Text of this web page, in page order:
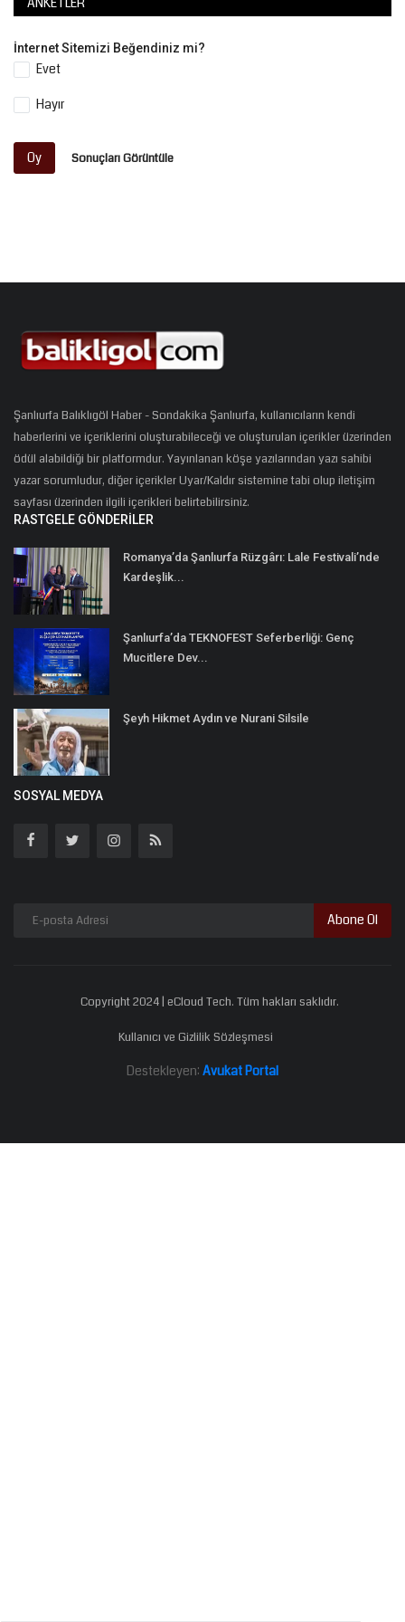
İnternet Sitemizi Beğendiniz mi?
Evet
Hayır
Oy Sonuçları Görüntüle
Şanlıurfa Balıklıgöl Haber - Sondakika Şanlıurfa, kullanıcıların kendi
haberlerini ve içeriklerini oluşturabileceği ve oluşturulan içerikler üzerinden
ödül alabildiği bir platformdur. Yayınlanan köşe yazılarından yazı sahibi
yazar sorumludur, diğer içerikler Uyar/Kaldır sistemine tabi olup iletişim
sayfası üzerinden ilgili içerikleri belirtebilirsiniz.
RASTGELE GÖNDERILER
Romanya’da Şanlıurfa Rüzgârı: Lale Festivali’nde
Kardeşlik...
Şanlıurfa’da TEKNOFEST Seferberliği: Genç
Mucitlere Dev...
Şeyh Hikmet Aydın ve Nurani Silsile
SOSYAL MEDYA
Abone Ol
Copyright 2024 | eCloud Tech. Tüm hakları saklıdır.
Kullanıcı ve Gizlilik Sözleşmesi
Destekleyen: Avukat Portal